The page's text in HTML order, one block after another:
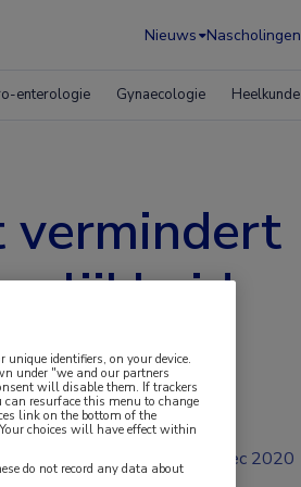
Nieuws Nascholingen
enterologie Gynaecologie Heelkunde
vermindert
anti-
dec 2020
identifiers, on your device.
under "we and our partners
will disable them. If trackers
can resurface this menu to change
link on the bottom of the
choices will have effect within
do not record any data about